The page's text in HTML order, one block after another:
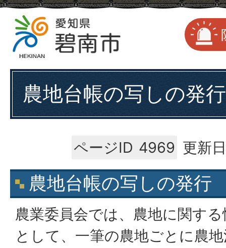
農地台帳の写しの発
ページID 4969 更新
農地台帳の写しの発行
農業委員会では、農地に関す
として、一筆の農地ごとに農